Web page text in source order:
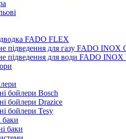
FADO FLEX
підведення для газу FADO INOX
підведення для води FADO INOX
бойлери Bosch
бойлери Drazice
бойлери Tesy
баки
баки